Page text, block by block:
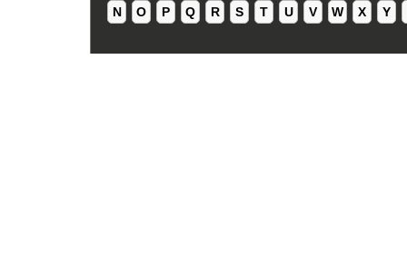
N O P Q R S T U V W X Y